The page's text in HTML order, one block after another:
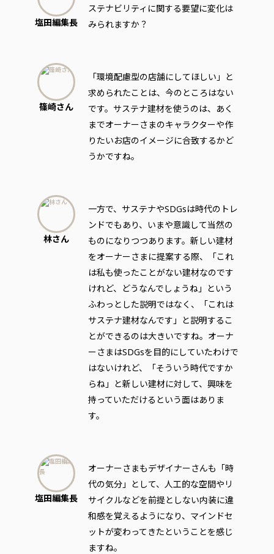
塩田編集長
ステナビリティに関する要望に変化は
みられますか？
篠崎さん
「環境配慮型の店舗にしてほしい」と
求められたことは、今のところはない
です。サステナ建材を使うのは、あく
までオーナーさまのキャラクターや作
りたいお店のイメージに合致するかど
うかですね。
林さん
一方で、サステナやSDGsは時代のトレ
ンドでもあり、いまや意識して当然の
ものになりつつあります。新しい建材
をオーナーさまに提案する際、「これ
は私も使ったことがない建材なのです
けれど、どうなんでしょうね」という
ふわっとした説明ではなく、「これは
サステナ建材なんです」と説明するこ
とができるのは大きいですね。オーナ
ーさまはSDGsを目的にしていたわけで
はないけれど、「そういう時代ですか
らね」と新しい建材に対して、興味を
持っていただけるという面はありま
す。
塩田編集長
オーナーさまもデザイナーさんも「時
代の気分」として、人工的な空間やリ
サイクルなどを前提としない内装に違
和感を覚えるようになり、マインドセ
ットが変わってきたということを感じ
ますね。